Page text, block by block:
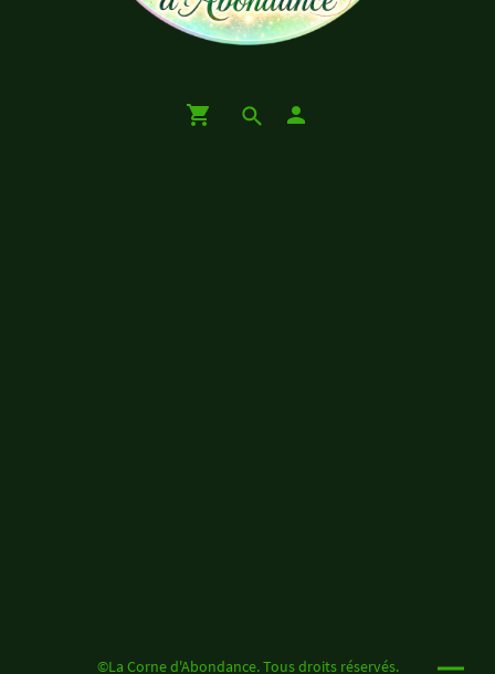
©La Corne d'Abondance. Tous droits réservés.